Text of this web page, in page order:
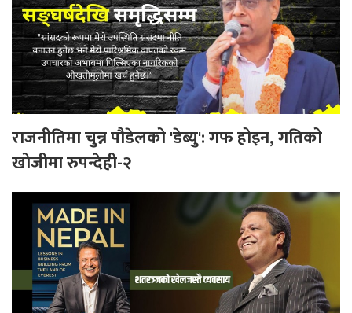
राजनीतिमा चुन्न पौडेलको 'डेब्यु': गफ होइन, गतिको
खोजीमा रुपन्देही-२